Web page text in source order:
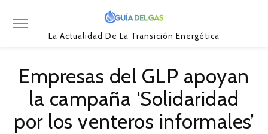
La Actualidad De La Transición Energética
Empresas del GLP apoyan
la campaña ‘Solidaridad
por los venteros informales’